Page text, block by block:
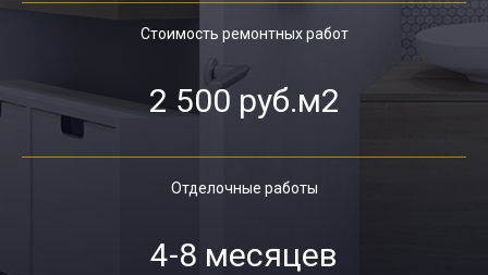
Стоимость ремонтных работ
2 500 руб.м2
Отделочные работы
4-8 месяцев